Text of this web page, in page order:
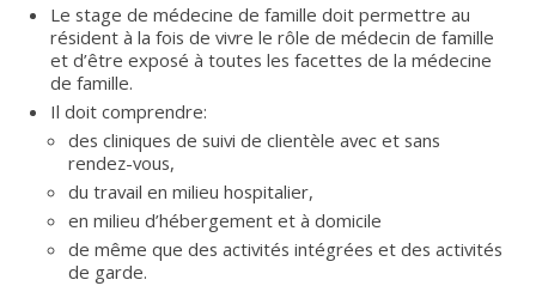
Le stage de médecine de famille doit permettre au
résident à la fois de vivre le rôle de médecin de famille
et d’être exposé à toutes les facettes de la médecine
de famille.
Il doit comprendre:
des cliniques de suivi de clientèle avec et sans
rendez-vous,
du travail en milieu hospitalier,
en milieu d’hébergement et à domicile
de même que des activités intégrées et des activités
de garde.